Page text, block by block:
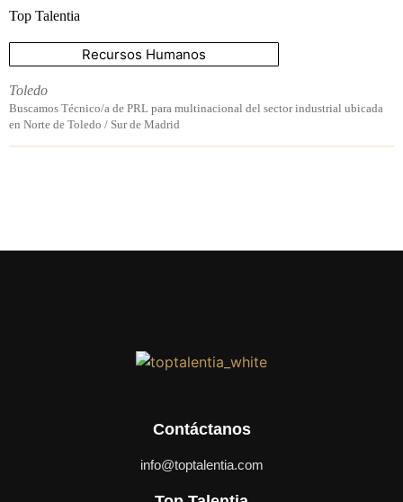
Top Talentia
Recursos Humanos
Toledo
Buscamos Técnico/a de PRL para multinacional del sector industrial ubicada
en Norte de Toledo / Sur de Madrid
Contáctanos
info@toptalentia.com